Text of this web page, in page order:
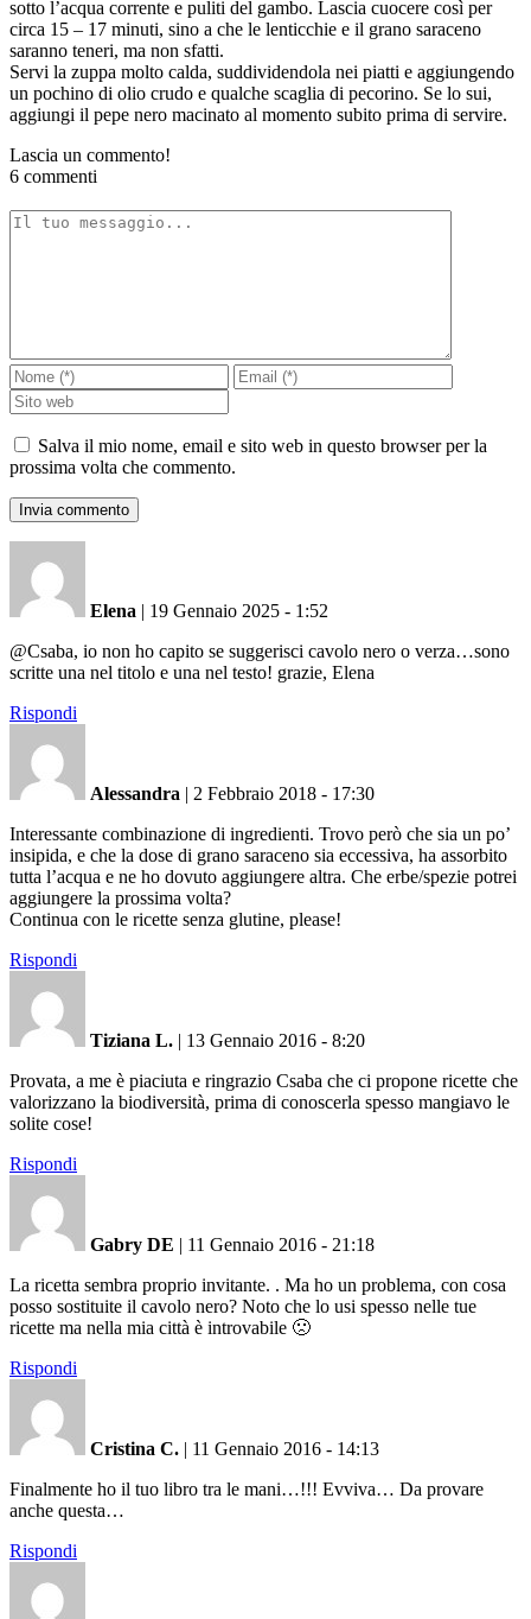
sotto l’acqua corrente e puliti del gambo. Lascia cuocere così per
circa 15 – 17 minuti, sino a che le lenticchie e il grano saraceno
saranno teneri, ma non sfatti.
Servi la zuppa molto calda, suddividendola nei piatti e aggiungendo
un pochino di olio crudo e qualche scaglia di pecorino. Se lo sui,
aggiungi il pepe nero macinato al momento subito prima di servire.
Lascia un commento!
6 commenti
Salva il mio nome, email e sito web in questo browser per la
prossima volta che commento.
Elena | 19 Gennaio 2025 - 1:52
@Csaba, io non ho capito se suggerisci cavolo nero o verza…sono
scritte una nel titolo e una nel testo! grazie, Elena
Rispondi
Alessandra | 2 Febbraio 2018 - 17:30
Interessante combinazione di ingredienti. Trovo però che sia un po’
insipida, e che la dose di grano saraceno sia eccessiva, ha assorbito
tutta l’acqua e ne ho dovuto aggiungere altra. Che erbe/spezie potrei
aggiungere la prossima volta?
Continua con le ricette senza glutine, please!
Rispondi
Tiziana L. | 13 Gennaio 2016 - 8:20
Provata, a me è piaciuta e ringrazio Csaba che ci propone ricette che
valorizzano la biodiversità, prima di conoscerla spesso mangiavo le
solite cose!
Rispondi
Gabry DE | 11 Gennaio 2016 - 21:18
La ricetta sembra proprio invitante. . Ma ho un problema, con cosa
posso sostituite il cavolo nero? Noto che lo usi spesso nelle tue
ricette ma nella mia città è introvabile 🙁
Rispondi
Cristina C. | 11 Gennaio 2016 - 14:13
Finalmente ho il tuo libro tra le mani…!!! Evviva… Da provare
anche questa…
Rispondi